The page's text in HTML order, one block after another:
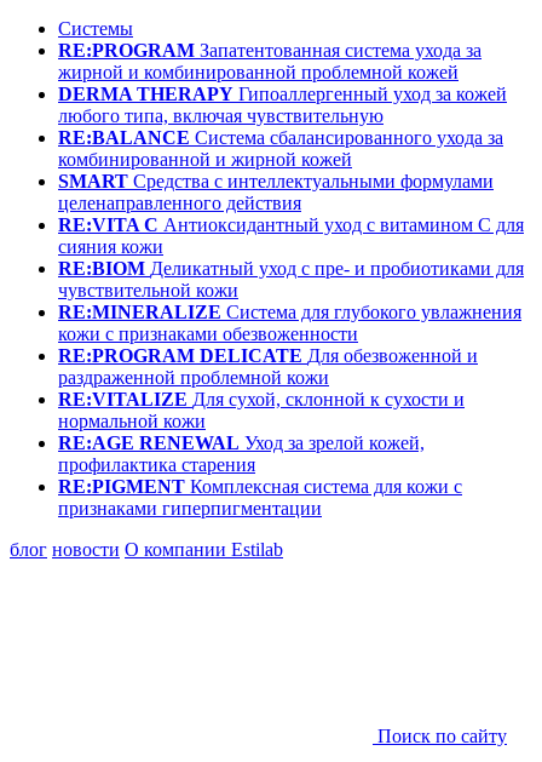
Системы
RE:PROGRAM Запатентованная система ухода за
жирной и комбинированной проблемной кожей
DERMA THERAPY Гипоаллергенный уход за кожей
любого типа, включая чувствительную
RE:BALANCE Система сбалансированного ухода за
комбинированной и жирной кожей
SMART Средства с интеллектуальными формулами
целенаправленного действия
RE:VITA C Антиоксидантный уход с витамином С для
сияния кожи
RE:BIOM Деликатный уход с пре- и пробиотиками для
чувствительной кожи
RE:MINERALIZE Система для глубокого увлажнения
кожи с признаками обезвоженности
RE:PROGRAM DELICATE Для обезвоженной и
раздраженной проблемной кожи
RE:VITALIZE Для сухой, склонной к сухости и
нормальной кожи
RE:AGE RENEWAL Уход за зрелой кожей,
профилактика старения
RE:PIGMENT Комплексная система для кожи с
признаками гиперпигментации
блог новости О компании Estilab
Поиск по сайту